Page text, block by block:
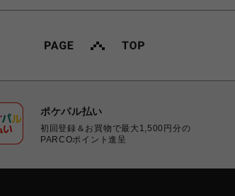
ポケパル払い
初回登録＆お買物で最大1,500円分の
PARCOポイント進呈